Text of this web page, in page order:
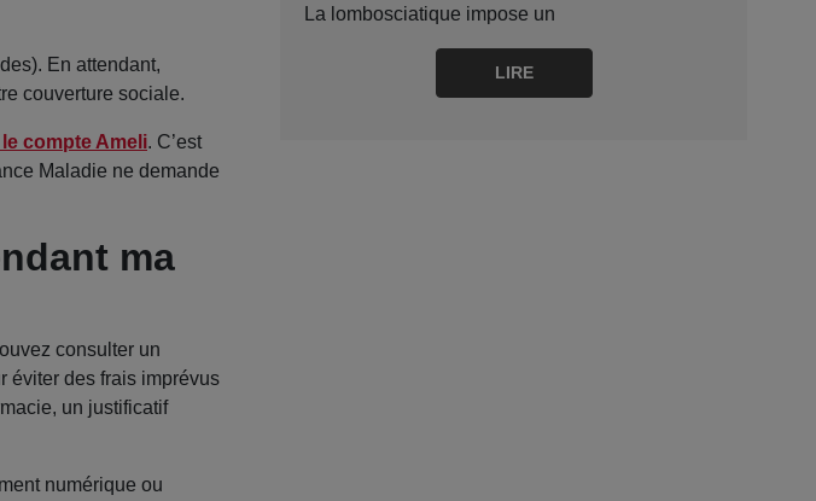
En attendant,
couverture sociale.
compte Ameli. C’est
Maladie ne demande
ma
consulter un
éviter des frais imprévus
un justificatif
numérique ou
La lombosciatique impose un
LIRE